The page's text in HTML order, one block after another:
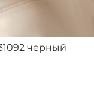
черный